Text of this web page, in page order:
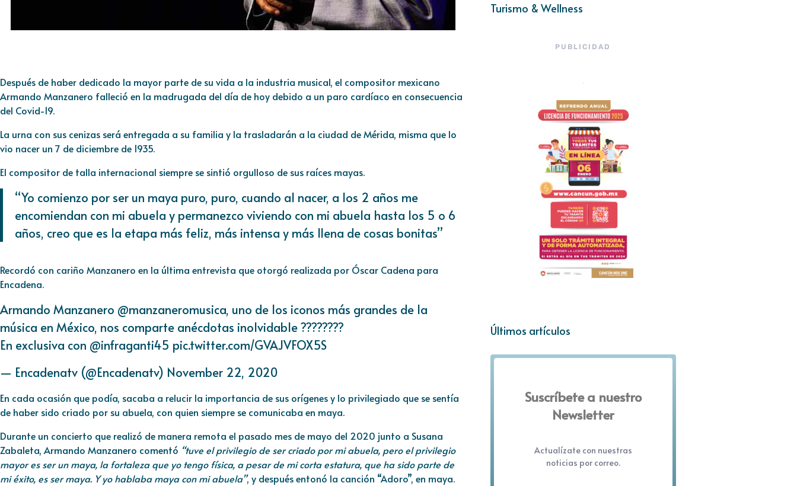
Después de haber dedicado la mayor parte de su vida a la industria musical, el compositor mexicano
Armando Manzanero falleció en la madrugada del día de hoy debido a un paro cardíaco en consecuencia
del Covid-19.
La urna con sus cenizas será entregada a su familia y la trasladarán a la ciudad de Mérida, misma que lo
vio nacer un 7 de diciembre de 1935.
El compositor de talla internacional siempre se sintió orgulloso de sus raíces mayas.
“Yo comienzo por ser un maya puro, puro, cuando al nacer, a los 2 años me
encomiendan con mi abuela y permanezco viviendo con mi abuela hasta los 5 o 6
años, creo que es la etapa más feliz, más intensa y más llena de cosas bonitas”
Recordó con cariño Manzanero en la última entrevista que otorgó realizada por Óscar Cadena para
Encadena.
Armando Manzanero @manzaneromusica, uno de los iconos más grandes de la
música en México, nos comparte anécdotas inolvidable ????????
En exclusiva con @infraganti45 pic.twitter.com/GVAJVFOX5S
— Encadenatv (@Encadenatv) November 22, 2020
En cada ocasión que podía, sacaba a relucir la importancia de sus orígenes y lo privilegiado que se sentía
de haber sido criado por su abuela, con quien siempre se comunicaba en maya.
Durante un concierto que realizó de manera remota el pasado mes de mayo del 2020 junto a Susana
Zabaleta, Armando Manzanero comentó “tuve el privilegio de ser criado por mi abuela, pero el privilegio
mayor es ser un maya, la fortaleza que yo tengo física, a pesar de mi corta estatura, que ha sido parte de
mi éxito, es ser maya. Y yo hablaba maya con mi abuela”, y después entonó la canción “Adoro”, en maya.
Turismo & Wellness
PUBLICIDAD
Últimos artículos
Suscríbete a nuestro
Newsletter
Actualízate con nuestras
noticias por correo.